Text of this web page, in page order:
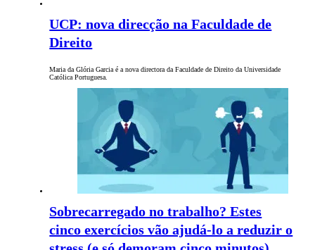
UCP: nova direcção na Faculdade de
Direito
Maria da Glória Garcia é a nova directora da Faculdade de Direito da Universidade
Católica Portuguesa.
Sobrecarregado no trabalho? Estes
cinco exercícios vão ajudá-lo a reduzir o